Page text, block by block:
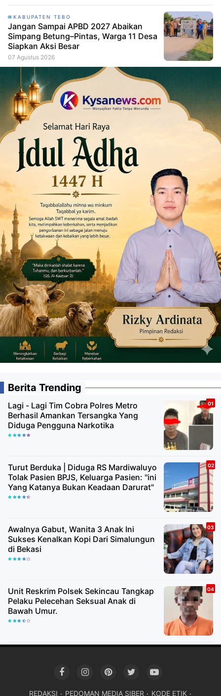
KABUPATEN TEBO
Jangan Sampai APBD 2027 Abaikan
Simpang Betung–Pintas, Warga 11 Desa
Siapkan Aksi Besar
07 Agustus 2026
Berita Trending
Lagi - Lagi Tim Cobra Polres Metro
Berhasil Amankan Tersangka Yang
Diduga Pengguna Narkotika
Turut Berduka | Diduga RS Mardiwaluyo
Tolak Pasien BPJS, Keluarga Pasien: "ini
Yang Katanya Bukan Keadaan Darurat"
Awalnya Gabut, Wanita 3 Anak Ini
Sukses Kenalkan Kopi Dari Simalungun
di Bekasi
Unit Reskrim Polsek Sekincau Tangkap
Pelaku Pelecehan Seksual Anak di
Bawah Umur.
REDAKSI PEDOMAN MEDIA SIBER KODE ETIK